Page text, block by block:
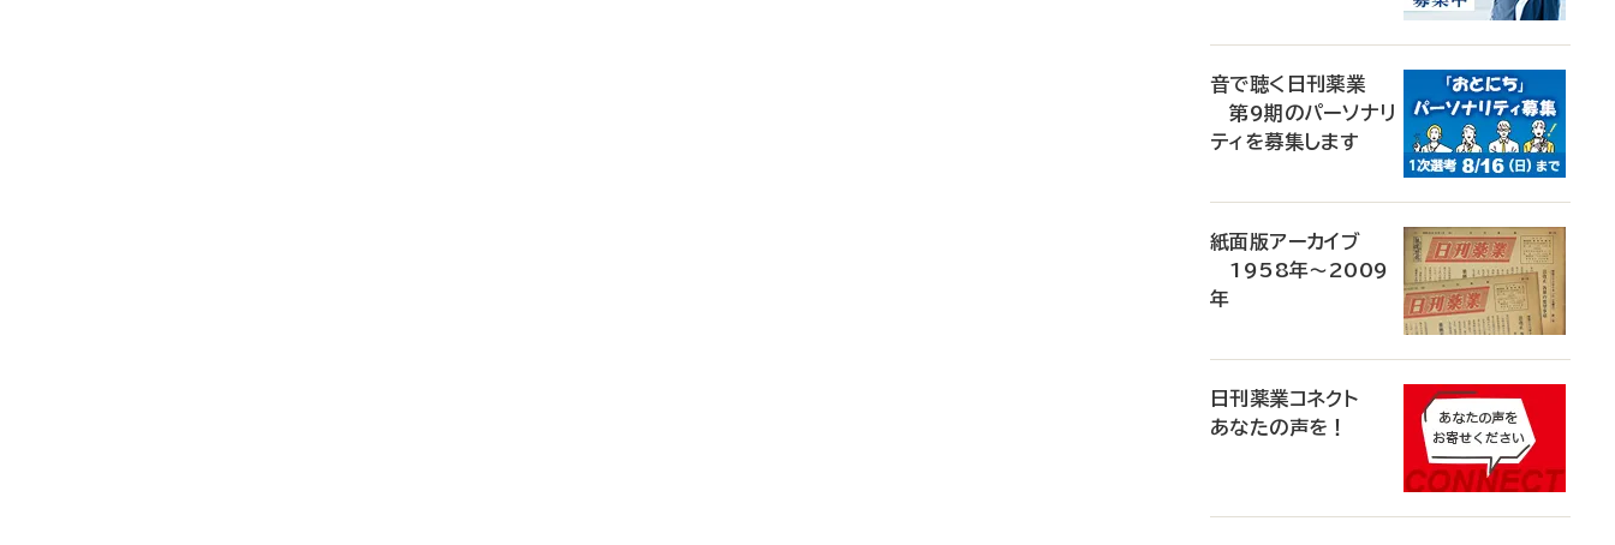
音で聴く日刊薬業
第9期のパーソナリ
ティを募集します
紙面版アーカイブ
1958年～2009
年
日刊薬業コネクト
あなたの声を！